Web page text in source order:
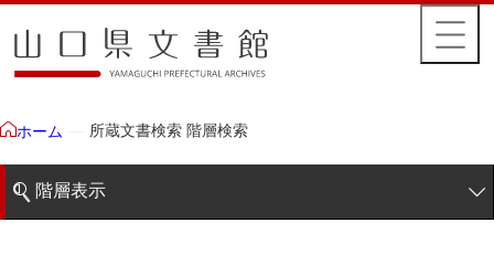
ホーム 所蔵文書検索 階層検索
階層表示